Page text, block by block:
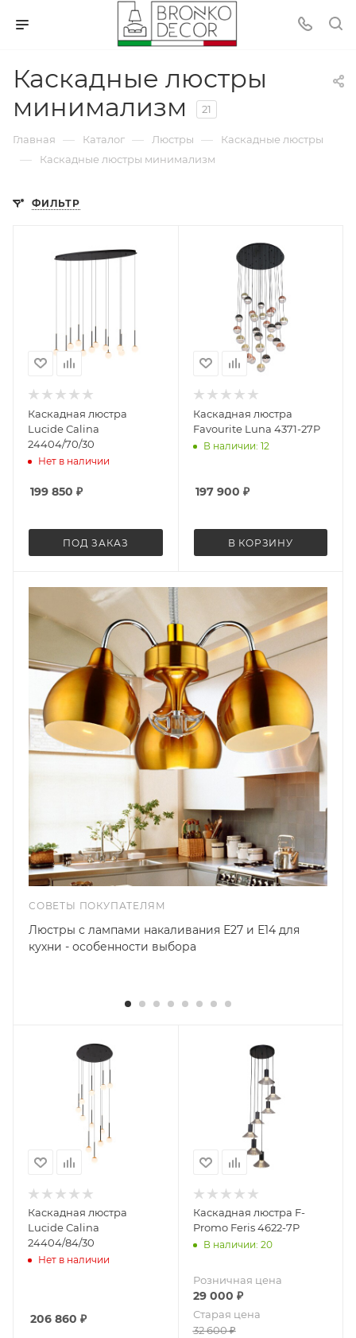
Каскадные люстры
минимализм
21
Главная — Каталог — Люстры — Каскадные люстры
— Каскадные люстры минимализм
ФИЛЬТР
Каскадная люстра
Lucide Calina
24404/70/30
Нет в наличии
199 850 ₽
ПОД ЗАКАЗ
Каскадная люстра
Favourite Luna 4371-27P
В наличии: 12
197 900 ₽
В КОРЗИНУ
СОВЕТЫ ПОКУПАТЕЛЯМ
Люстры с лампами накаливания Е27 и Е14 для
кухни - особенности выбора
Каскадная люстра
Lucide Calina
24404/84/30
Нет в наличии
206 860 ₽
Каскадная люстра F-
Promo Feris 4622-7P
В наличии: 20
Розничная цена
29 000 ₽
Старая цена
32 600₽